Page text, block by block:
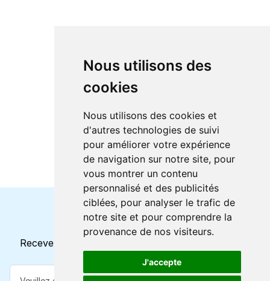
Nous utilisons des
cookies
Nous utilisons des cookies et
d'autres technologies de suivi
pour améliorer votre expérience
de navigation sur notre site, pour
vous montrer un contenu
personnalisé et des publicités
ciblées, pour analyser le trafic de
notre site et pour comprendre la
provenance de nos visiteurs.
J'accepte
Horaires et offres actuels
Recevez toutes les mises à jour dans votre e-mail